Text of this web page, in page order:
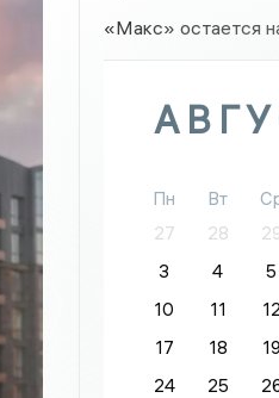
«Макс» остается
Пн Вт
27
28
3
4 5
10
11 12
17
18 19
24
25